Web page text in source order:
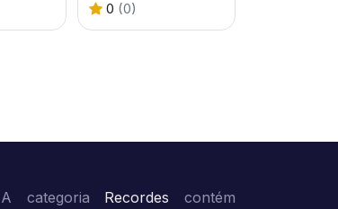
0 (0)
A categoria Recordes contém